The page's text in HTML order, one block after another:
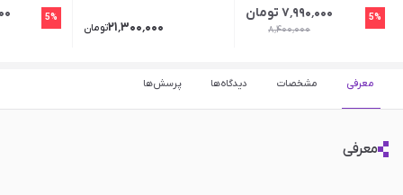
5% ۷٬۹۹۰٬۰۰۰ تومان
۸٬۴۰۰٬۰۰۰ ۲۱٬۳۰۰٬۰۰۰تومان
5%
معرفی مشخصات دیدگاه‌ها پرسش‌ها
معرفی